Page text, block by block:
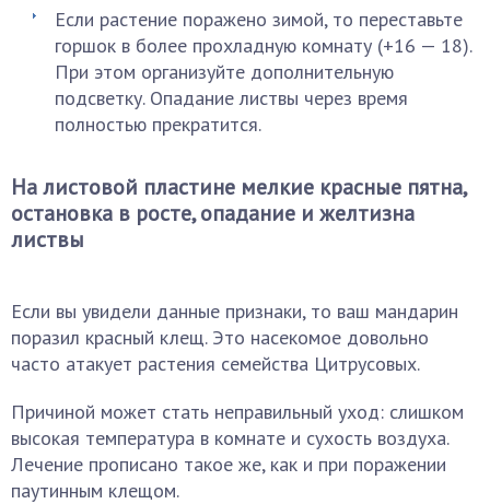
Если растение поражено зимой, то переставьте
горшок в более прохладную комнату (+16 — 18).
При этом организуйте дополнительную
подсветку. Опадание листвы через время
полностью прекратится.
На листовой пластине мелкие красные пятна,
остановка в росте, опадание и желтизна
листвы
Если вы увидели данные признаки, то ваш мандарин
поразил красный клещ. Это насекомое довольно
часто атакует растения семейства Цитрусовых.
Причиной может стать неправильный уход: слишком
высокая температура в комнате и сухость воздуха.
Лечение прописано такое же, как и при поражении
паутинным клещом.